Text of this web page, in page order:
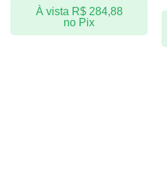
À vista R$284,88
no Pix